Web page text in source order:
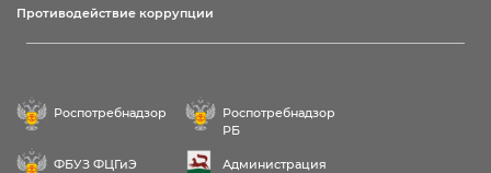
Противодействие коррупции
Роспотребнадзор
Роспотребнадзор
РБ
ФБУЗ ФЦГиЭ
Администрация